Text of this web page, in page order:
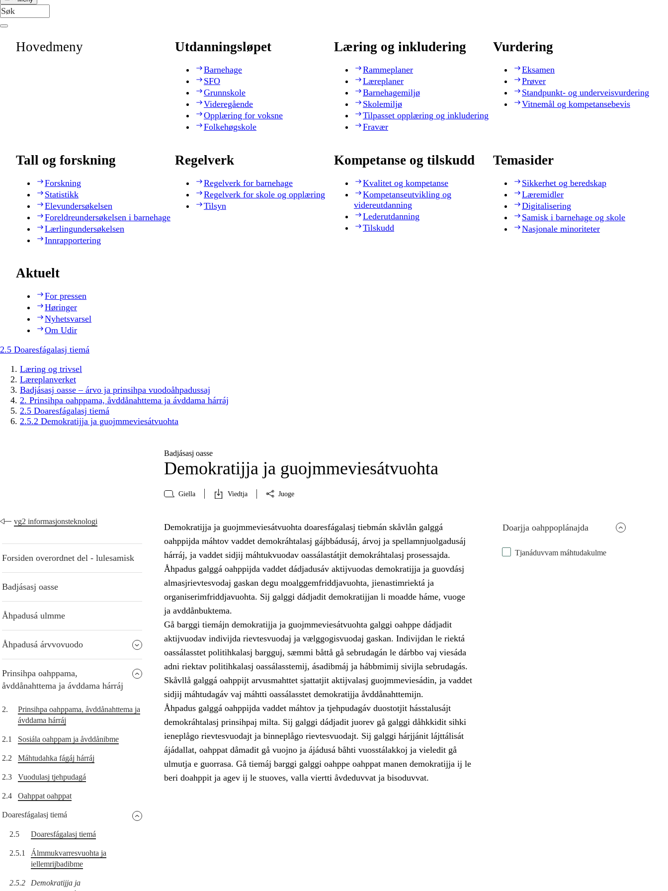
Hovedmeny Utdanningsløpet
Barnehage
SFO
Grunnskole
Videregående
Opplæring for voksne
Folkehøgskole
Læring og inkludering
Rammeplaner
Læreplaner
Barnehagemiljø
Skolemiljø
Tilpasset opplæring og inkludering
Fravær
Vurdering
Eksamen
Prøver
Standpunkt- og underveisvurdering
Vitnemål og kompetansebevis
Tall og forskning
Forskning
Statistikk
Elevundersøkelsen
Foreldreundersøkelsen i barnehage
Lærlingundersøkelsen
Innrapportering
Regelverk
Regelverk for barnehage
Regelverk for skole og opplæring
Tilsyn
Kompetanse og tilskudd
Kvalitet og kompetanse
Kompetanseutvikling og
videreutdanning
Lederutdanning
Tilskudd
Temasider
Sikkerhet og beredskap
Læremidler
Digitalisering
Samisk i barnehage og skole
Nasjonale minoriteter
Aktuelt
For pressen
Høringer
Nyhetsvarsel
Om Udir
2.5 Doaresfágalasj tiemá
Læring og trivsel
Læreplanverket
Badjásasj oasse – árvo ja prinsihpa vuodoåhpadussaj
2. Prinsihpa oahppama, åvddånahttema ja ávddama hárráj
2.5 Doaresfágalasj tiemá
2.5.2 Demokratijja ja guojmmeviesátvuohta
Badjásasj oasse
Demokratijja ja guojmmeviesátvuohta
Giella Viedtja Juoge
vg2 informasjonsteknologi
Forsiden overordnet del - lulesamisk
Badjásasj oasse
Åhpadusá ulmme
Åhpadusá árvvovuodo
Prinsihpa oahppama,
åvddånahttema ja ávddama hárráj
2.
Prinsihpa oahppama, åvddånahttema ja
ávddama hárráj
2.1 Sosiála oahppam ja åvddånibme
2.2 Máhtudahka fágáj hárráj
2.3 Vuodulasj tjehpudagá
2.4 Oahppat oahppat
Doaresfágalasj tiemá
2.5 Doaresfágalasj tiemá
2.5.1
Álmmukvarresvuohta ja
iellemrijbadibme
2.5.2
Demokratijja ja
Doarjja oahppoplánajda
Tjanáduvvam máhtudakulme
Demokratijja ja guojmmeviesátvuohta doaresfágalasj tiebmán skåvlån galggá
oahppijda máhtov vaddet demokráhtalasj gájbbádusáj, árvoj ja spellamnjuolgadusáj
hárráj, ja vaddet sidjij máhtukvuodav oassálastátjit demokráhtalasj prosessajda.
Åhpadus galggá oahppijda vaddet dádjadusáv aktijvuodas demokratijja ja guovdásj
almasjrievtesvodaj gaskan degu moalggemfriddjavuohta, jienastimriektá ja
organiserimfriddjavuohta. Sij galggi dádjadit demokratijjan li moadde háme, vuoge
ja avddånbuktema.
Gå barggi tiemájn demokratijja ja guojmmeviesátvuohta galggi oahppe dádjadit
aktijvuodav indivijda rievtesvuodaj ja vælggogisvuodaj gaskan. Indivijdan le riektá
oassálasstet politihkalasj bargguj, sæmmi båttå gå sebrudagán le dárbbo vaj viesáda
adni riektav politihkalasj oassálasstemij, ásadibmáj ja hábbmimij sivijla sebrudagás.
Skåvllå galggá oahppijt arvusmahttet sjattatjit aktijvalasj guojmmeviesádin, ja vaddet
sidjij máhtudagáv vaj máhtti oassálasstet demokratijja åvddånahttemijn.
Åhpadus galggá oahppijda vaddet máhtov ja tjehpudagáv duostotjit hásstalusájt
demokráhtalasj prinsihpaj milta. Sij galggi dádjadit juorev gå galggi dåhkkidit sihki
ieneplågo rievtesvuodajt ja binneplågo rievtesvuodajt. Sij galggi hárjjánit lájttálisát
ájádallat, oahppat dåmadit gå vuojno ja ájádusá båhti vuosstálakkoj ja vieledit gå
ulmutja e guorrasa. Gå tiemáj barggi galggi oahppe oahppat manen demokratijja ij le
beri doahppit ja agev ij le stuoves, valla viertti åvdeduvvat ja bisoduvvat.